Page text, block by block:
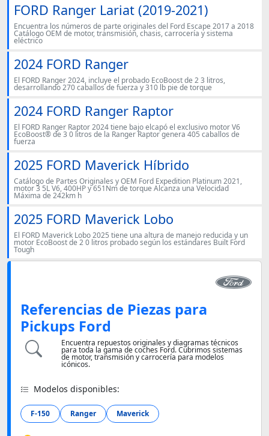
FORD Ranger Lariat (2019-2021)
Encuentra los números de parte originales del Ford Escape 2017 a 2018
Catálogo OEM de motor, transmisión, chasis, carrocería y sistema
eléctrico
2024 FORD Ranger
El FORD Ranger 2024, incluye el probado EcoBoost de 2 3 litros,
desarrollando 270 caballos de fuerza y ​​310 lb pie de torque
2024 FORD Ranger Raptor
El FORD Ranger Raptor 2024 tiene bajo elcapó el exclusivo motor V6
EcoBoost® de 3 0 litros de la Ranger Raptor genera 405 caballos de
fuerza
2025 FORD Maverick Híbrido
Catálogo de Partes Originales y OEM Ford Expedition Platinum 2021,
motor 3 5L V6, 400HP y 651Nm de torque Alcanza una Velocidad
Máxima de 242km h
2025 FORD Maverick Lobo
El FORD Maverick Lobo 2025 tiene una altura de manejo reducida y un
motor EcoBoost de 2 0 litros probado según los estándares Built Ford
Tough
Referencias de Piezas para
Pickups Ford
Encuentra repuestos originales y diagramas técnicos
para toda la gama de coches Ford. Cubrimos sistemas
de motor, transmisión y carrocería para modelos
icónicos.
Modelos disponibles:
F-150 Ranger Maverick